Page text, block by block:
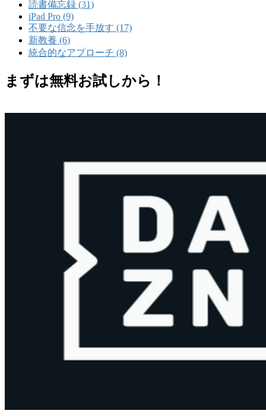
読書備忘録 (31)
iPad Pro (9)
不要な信念を手放す (17)
新教養 (6)
統合的なアプローチ (8)
まずは無料お試しから！